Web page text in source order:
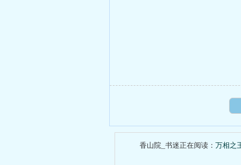
香山院_书迷正在阅读： 万相之